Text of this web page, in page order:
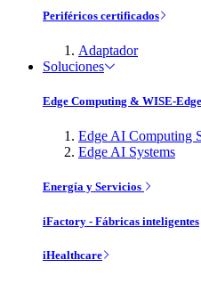
Periféricos certificados
Adaptador
Soluciones
Edge Computing & WISE-Edge
Edge AI Computing
Edge AI Systems
Energía y Servicios
iFactory - Fábricas inteligentes
iHealthcare